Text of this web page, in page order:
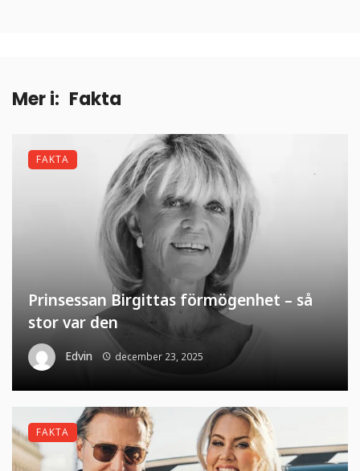
Mer i: Fakta
Prinsessan Birgittas förmögenhet – så
stor var den
Edvin december 23, 2025
FAKTA
FAKTA